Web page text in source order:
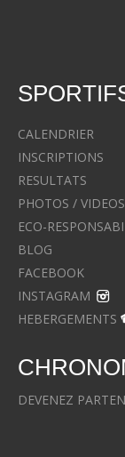
CALENDRIER
INSCRIPTIONS
RESULTATS
PHOTOS / VIDEOS
ECO-
BLOG
FACEBOOK
INSTAGRAM
HEBERGEMENTS
DEVENEZ